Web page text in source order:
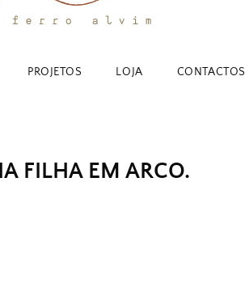
PROJETOS LOJA CONTACTOS
FILHA EM ARCO.